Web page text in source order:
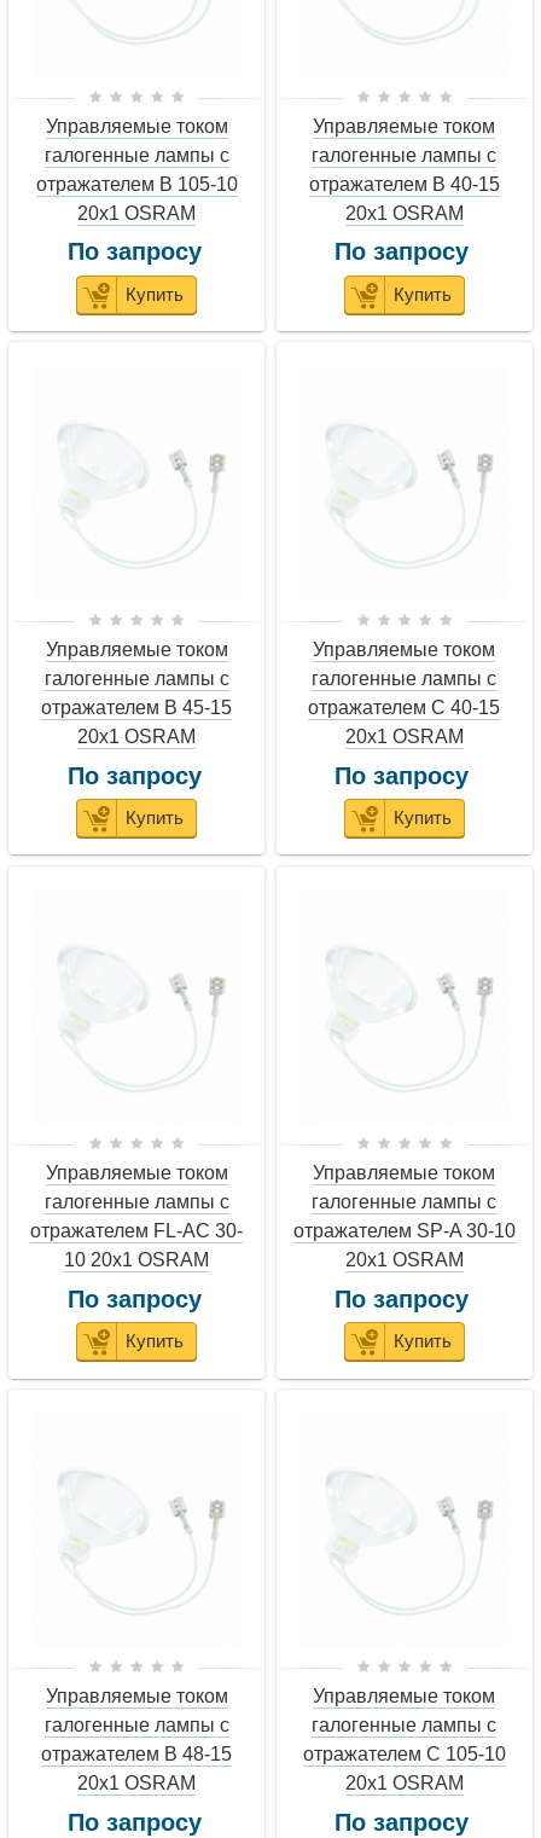
Управляемые током
галогенные лампы с
отражателем B 105-10
20x1 OSRAM
По запросу
Купить
Управляемые током
галогенные лампы с
отражателем B 40-15
20x1 OSRAM
По запросу
Купить
Управляемые током
галогенные лампы с
отражателем B 45-15
20x1 OSRAM
По запросу
Купить
Управляемые током
галогенные лампы с
отражателем C 40-15
20x1 OSRAM
По запросу
Купить
Управляемые током
галогенные лампы с
отражателем FL-AC 30-
10 20x1 OSRAM
По запросу
Купить
Управляемые током
галогенные лампы с
отражателем SP-A 30-10
20x1 OSRAM
По запросу
Купить
Управляемые током
галогенные лампы с
отражателем В 48-15
20x1 OSRAM
По запросу
Управляемые током
галогенные лампы с
отражателем С 105-10
20x1 OSRAM
По запросу